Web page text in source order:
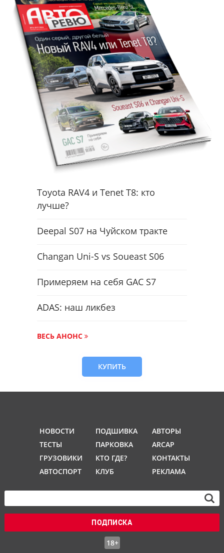
Toyota RAV4 и Tenet T8: кто
лучше?
Deepal S07 на Чуйском тракте
Changan Uni-S vs Soueast S06
Примеряем на себя GAC S7
ADAS: наш ликбез
ВЕСЬ АНОНС
КУПИТЬ
НОВОСТИ
ТЕСТЫ
ГРУЗОВИКИ
АВТОСПОРТ
ПОДШИВКА
ПАРКОВКА
КТО ГДЕ?
КЛУБ
АВТОРЫ
ARCAP
КОНТАКТЫ
РЕКЛАМА
ПОДПИСКА
18+